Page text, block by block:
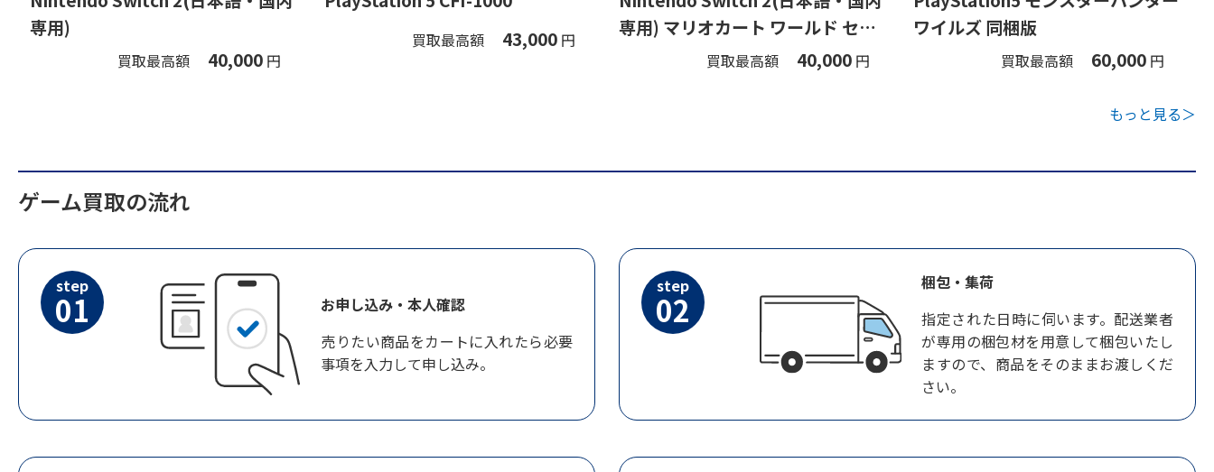
専用)
買取最高額 40,000 円
買取最高額 43,000 円
専用) マリオカート ワールド セッ
買取最高額 40,000 円
ワイルズ 同梱版
買取最高額 60,000 円
もっと見る＞
ゲーム買取の流れ
step
01
お申し込み・本人確認
売りたい商品をカートに入れたら必要
事項を入力して申し込み。
step
02
梱包・集荷
指定された日時に伺います。配送業者
が専用の梱包材を用意して梱包いたし
ますので、商品をそのままお渡しくだ
さい。